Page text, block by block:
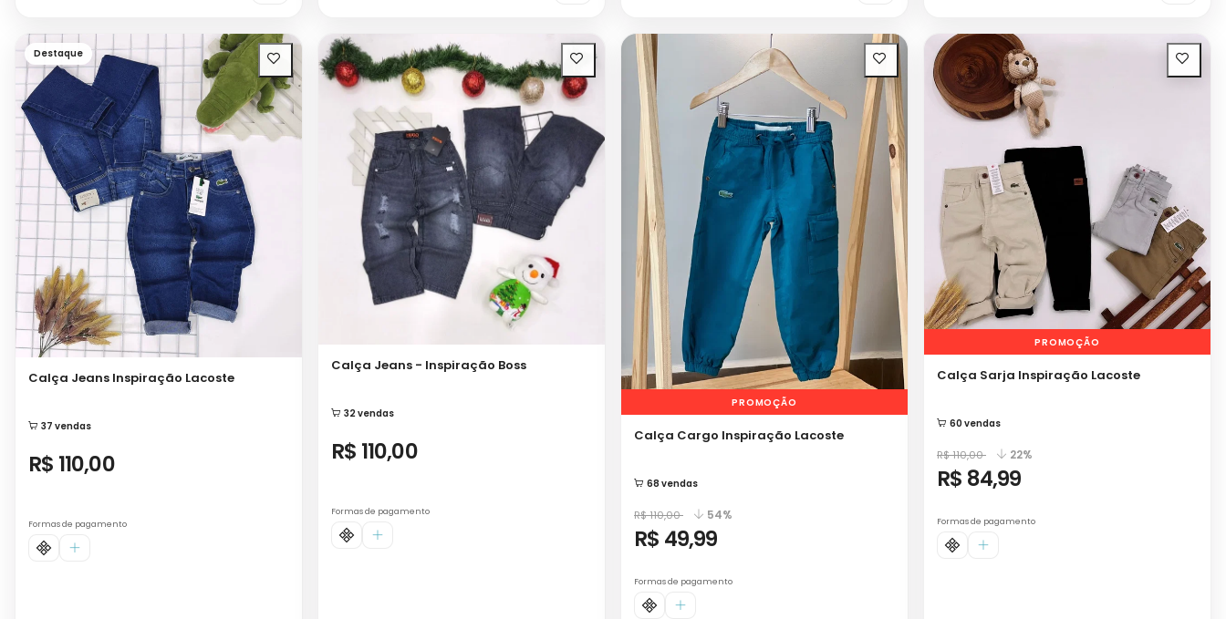
Destaque
Calça Jeans Inspiração Lacoste
37 vendas
R$ 110,00
Formas de pagamento
Calça Jeans - Inspiração Boss
32 vendas
R$ 110,00
Formas de pagamento
PROMOÇÃO
Calça Cargo Inspiração Lacoste
68 vendas
R$ 110,00 54%
R$ 49,99
Formas de pagamento
PROMOÇÃO
Calça Sarja Inspiração Lacoste
60 vendas
R$ 110,00 22%
R$ 84,99
Formas de pagamento